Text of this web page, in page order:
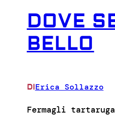
DOVE
BELLO
DIErica Sollazzo
Fermagli